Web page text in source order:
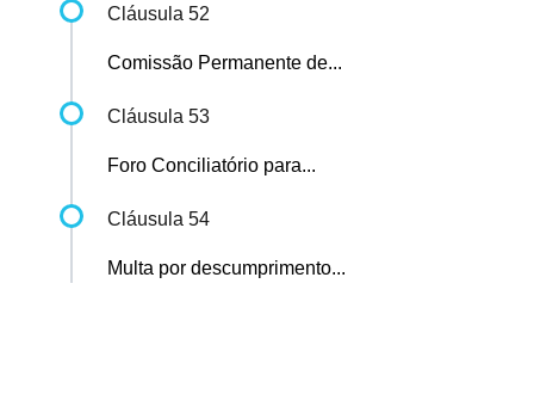
Cláusula 52
Comissão Permanente de...
Cláusula 53
Foro Conciliatório para...
Cláusula 54
Multa por descumprimento...